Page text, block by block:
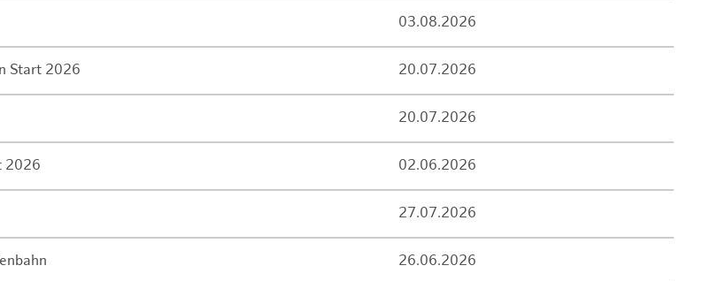
03.08.2026
Start 2026 20.07.2026
20.07.2026
2026 02.06.2026
27.07.2026
26.06.2026